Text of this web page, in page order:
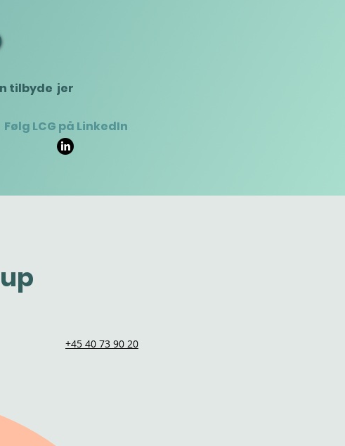
tilbyde jer
Følg LCG på LinkedIn
+45 40 73 90 20